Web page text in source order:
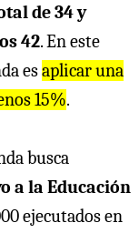
de 34 y
42. En este
esaplicar una
15%.
busca
a la Educación
ejecutados en